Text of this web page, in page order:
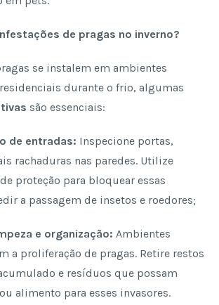
de pragas no inverno?
se instalem em ambientes
durante o frio, algumas
são essenciais:
de entradas: Inspecione portas,
rachaduras nas paredes. Utilize
proteção para bloquear essas
a passagem de insetos e roedores;
e organização: Ambientes
a proliferação de pragas. Retire restos
e resíduos que possam
alimento para esses invasores.